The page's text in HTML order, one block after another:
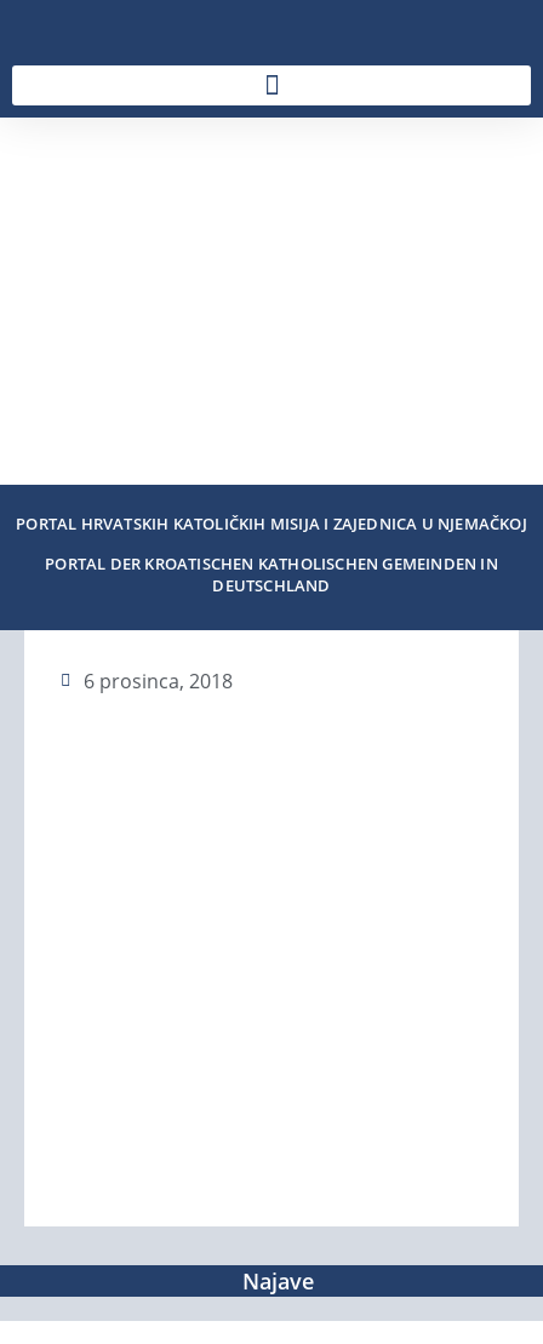
PORTAL HRVATSKIH KATOLIČKIH MISIJA I ZAJEDNICA U NJEMAČKOJ
PORTAL DER KROATISCHEN KATHOLISCHEN GEMEINDEN IN
DEUTSCHLAND
6 prosinca, 2018
Najave